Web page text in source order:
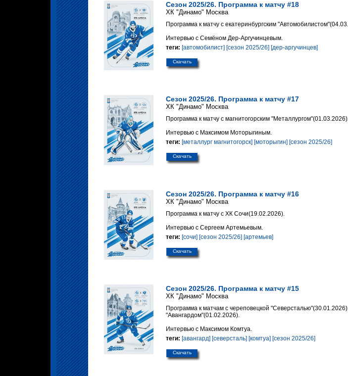
Сезон 2025/26. Программа к матчу #18
ХК "Динамо" Москва
Программа к матчу с екатеринбургским
Интервью с Семёном Дер-Аргучинцевым.
теги: [автомобилист] [сезон 2025/26] [дер-аргучинцев]
Скачать
Сезон 2025/26. Программа к матчу #17
ХК "Динамо" Москва
Программа к матчу с магнитогорским
Интервью с Максимом Моторыгиным.
теги: [металлург магнитогорск] [моторыгин] [сезон 2025/26]
Скачать
Сезон 2025/26. Программа к матчу #16
ХК "Динамо" Москва
Программа к матчу с ХК Сочи(19.02.2026).
Интервью с Сергеем Артемьевым.
теги: [сочи] [сезон 2025/26] [артемьев]
Скачать
Сезон 2025/26. Программа к матчу #15
ХК "Динамо" Москва
Программа к матчам с череповецкой
"Авангардом"(01.02.2026).
Интервью с Максимом Комтуа.
теги: [авангард] [северсталь] [комтуа] [сезон 2025/26]
Скачать